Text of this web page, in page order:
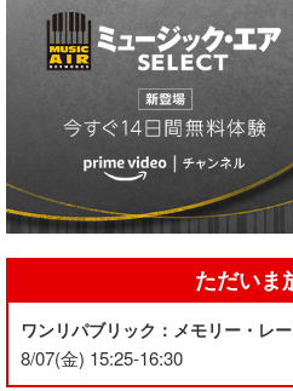
ただいま
ワンリパブリック：メモリー・レ
8/07(金) 15:25-16:30